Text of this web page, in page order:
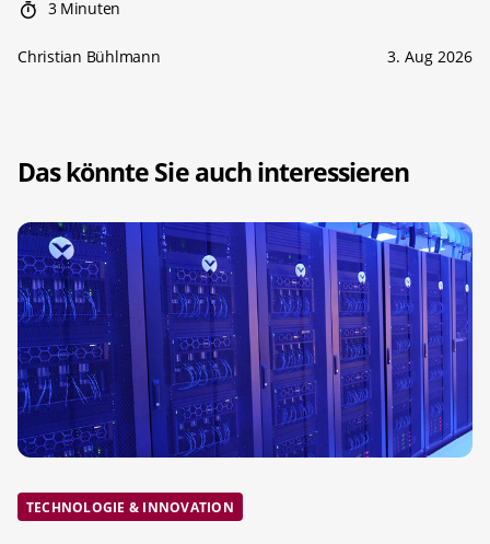
3 Minuten
Christian Bühlmann 3. Aug 2026
Das könnte Sie auch interessieren
TECHNOLOGIE & INNOVATION